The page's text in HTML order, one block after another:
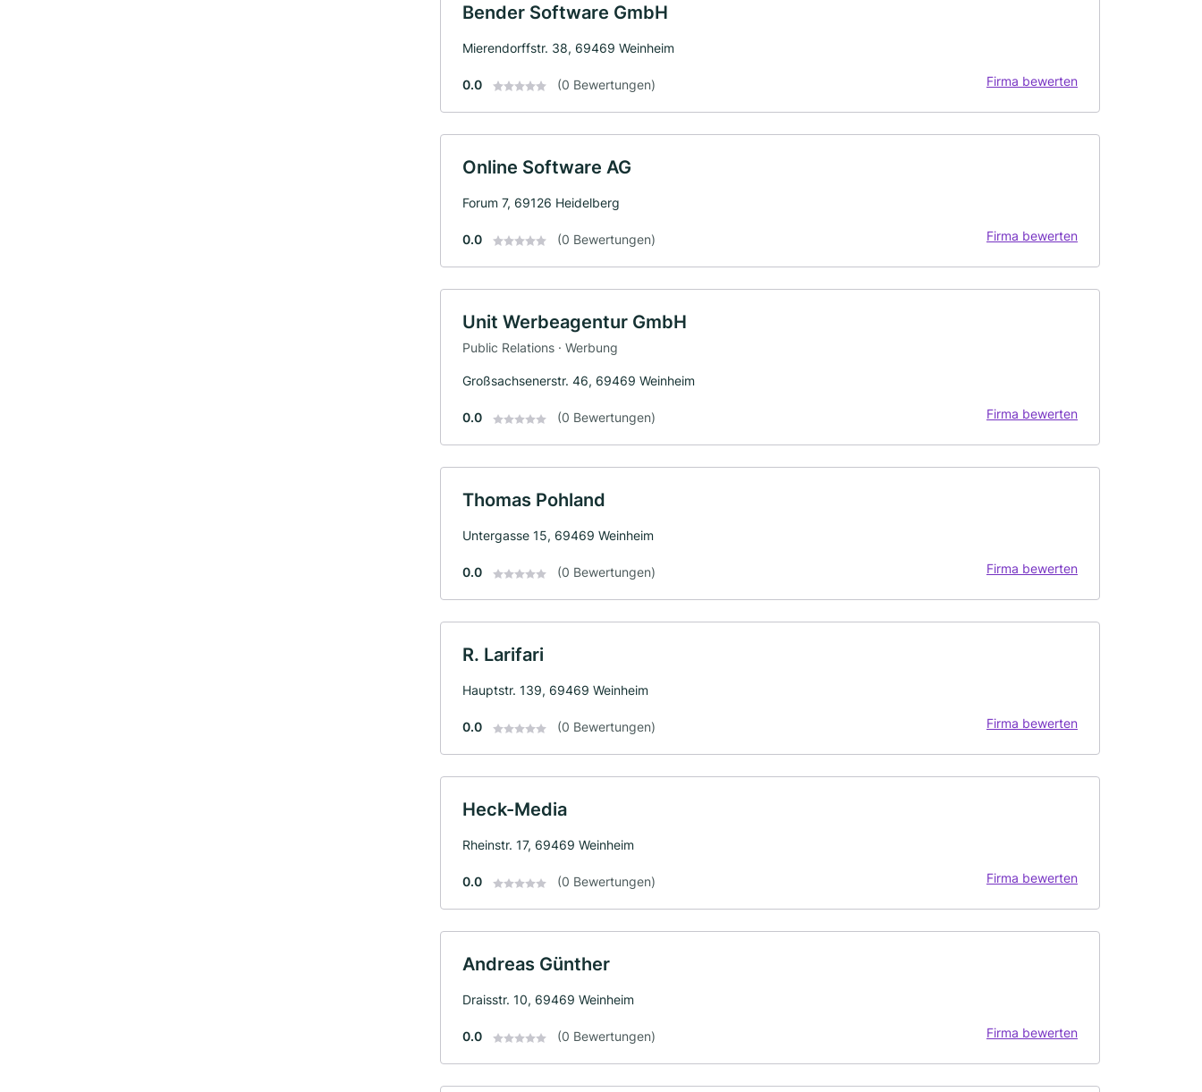
Bender Software GmbH
Mierendorffstr. 38, 69469 Weinheim
0.0 (0 Bewertungen) Firma bewerten
Online Software AG
Forum 7, 69126 Heidelberg
0.0 (0 Bewertungen) Firma bewerten
Unit Werbeagentur GmbH
Public Relations · Werbung
Großsachsenerstr. 46, 69469 Weinheim
0.0 (0 Bewertungen) Firma bewerten
Thomas Pohland
Untergasse 15, 69469 Weinheim
0.0 (0 Bewertungen) Firma bewerten
R. Larifari
Hauptstr. 139, 69469 Weinheim
0.0 (0 Bewertungen) Firma bewerten
Heck-Media
Rheinstr. 17, 69469 Weinheim
0.0 (0 Bewertungen) Firma bewerten
Andreas Günther
Draisstr. 10, 69469 Weinheim
0.0 (0 Bewertungen) Firma bewerten